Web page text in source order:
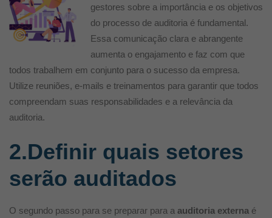
gestores sobre a importância e os objetivos
do processo de auditoria é fundamental.
Essa comunicação clara e abrangente
aumenta o engajamento e faz com que
todos trabalhem em conjunto para o sucesso da empresa.
Utilize reuniões, e-mails e treinamentos para garantir que todos
compreendam suas responsabilidades e a relevância da
auditoria.
2.Definir quais setores
serão auditados
O segundo passo para se preparar para a auditoria externa é